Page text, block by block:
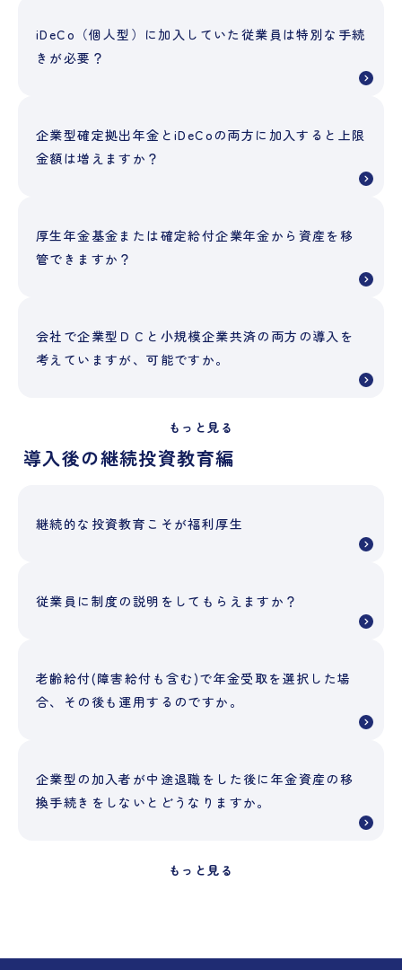
iDeCo（個人型）に加入していた従業員は特別な手続
きが必要？
企業型確定拠出年金とiDeCoの両方に加入すると上限
金額は増えますか？
厚生年金基金または確定給付企業年金から資産を移
管できますか？
会社で企業型ＤＣと小規模企業共済の両方の導入を
考えていますが、可能ですか。
もっと見る
導入後の継続投資教育編
継続的な投資教育こそが福利厚生
従業員に制度の説明をしてもらえますか？
老齢給付(障害給付も含む)で年金受取を選択した場
合、その後も運用するのですか。
企業型の加入者が中途退職をした後に年金資産の移
換手続きをしないとどうなりますか。
もっと見る